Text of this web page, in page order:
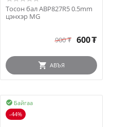
Тосон бал ABP827R5 0.5mm
цэнхэр MG
900₮ 600₮
АВЪЯ
Байгаа

-44%